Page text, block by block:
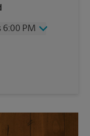
6:00 PM